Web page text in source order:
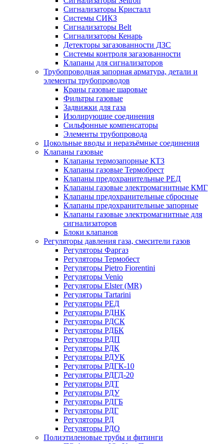
Сигнализаторы Кристалл
Системы СИКЗ
Сигнализаторы Belt
Сигнализаторы Кенарь
Детекторы загазованности ДЗС
Системы контроля загазованности
Клапаны для сигнализаторов
Трубопроводная запорная арматура, детали и
элементы трубопроводов
Краны газовые шаровые
Фильтры газовые
Задвижки для газа
Изолирующие соединения
Сильфонные компенсаторы
Элементы трубопровода
Цокольные вводы и неразъёмные соединения
Клапаны газовые
Клапаны термозапорные КТЗ
Клапаны газовые Термобрест
Клапаны предохранительные РЕД
Клапаны газовые электромагнитные КМГ
Клапаны предохранительные сбросные
Клапаны предохранительные запорные
Клапаны газовые электромагнитные для
сигнализаторов
Блоки клапанов
Регуляторы давления газа, смесители газов
Регуляторы Фаргаз
Регуляторы Термобест
Регуляторы Pietro Fiorentini
Регуляторы Venio
Регуляторы Elster (MR)
Регуляторы Tartarini
Регуляторы РЕД
Регуляторы РДНК
Регуляторы РДСК
Регуляторы РДБК
Регуляторы РДП
Регуляторы РДК
Регуляторы РДУК
Регуляторы РДГК-10
Регуляторы РДГД-20
Регуляторы РДТ
Регуляторы РДУ
Регуляторы РДГБ
Регуляторы РДГ
Регуляторы РД
Регуляторы РДО
Полиэтиленовые трубы и фитинги